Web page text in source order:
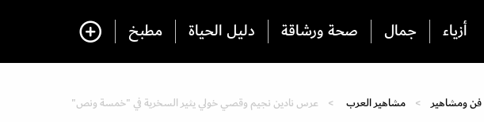
أزياء جمال صحة ورشاقة دليل الحياة مطبخ
فن ومشاهير مشاهير العرب عرس نادين نجيم وقصي خولي يثير السخرية في "خمسة ونص"